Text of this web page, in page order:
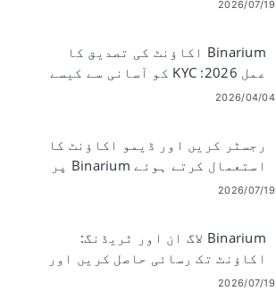
2026/07/19
Binarium اکاؤنٹ کی تصدیق کا
عمل 2026: KYC کو آسانی سے کیسے
مکمل کریں۔
2026/04/04
رجسٹر کریں اور ڈیمو اکاؤنٹ کا
استعمال کرتے ہوئے Binarium پر
ٹریڈنگ شروع کریں۔
2026/07/19
Binarium لاگ ان اور ٹریڈنگ:
اکاؤنٹ تک رسائی حاصل کریں اور
بائنری آپشنز کو تجارت کریں۔
2026/07/19